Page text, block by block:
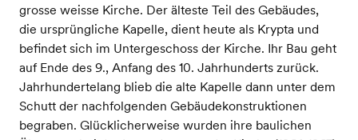
grosse weisse Kirche. Der älteste Teil des Gebäudes,
die ursprüngliche Kapelle, dient heute als Krypta und
befindet sich im Untergeschoss der Kirche. Ihr Bau geht
auf Ende des 9., Anfang des 10. Jahrhunderts zurück.
Jahrhundertelang blieb die alte Kapelle dann unter dem
Schutt der nachfolgenden Gebäudekonstruktionen
begraben. Glücklicherweise wurden ihre baulichen